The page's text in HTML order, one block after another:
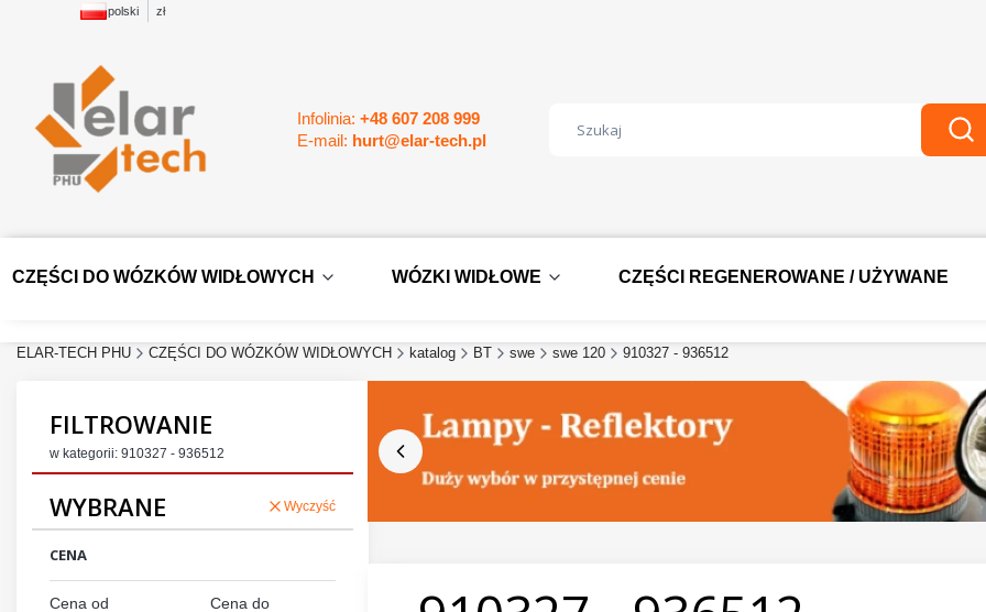
polski zł
Infolinia: +48 607 208 999
E-mail: hurt@elar-tech.pl Wyczyść
CZĘŚCI DO WÓZKÓW WIDŁOWYCH WÓZKI WIDŁOWE CZĘŚCI REGENEROWANE / UŻYWANE
ELAR-TECH PHU CZĘŚCI DO WÓZKÓW WIDŁOWYCH katalog BT swe swe 120 910327 - 936512
FILTROWANIE
w kategorii: 910327 - 936512
WYBRANE Wyczyść
CENA
Cena od Cena do